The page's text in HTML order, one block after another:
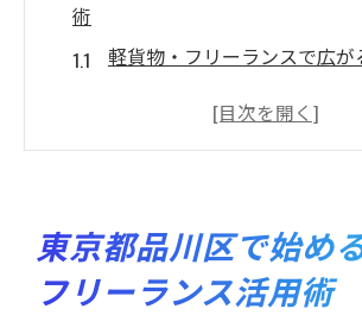
術
軽貨物・フリーランスで広
品川区で軽貨物を始めるメリ
軽貨物フリーランスが実感
要
東京都品川区で始め
フリーランス活用術